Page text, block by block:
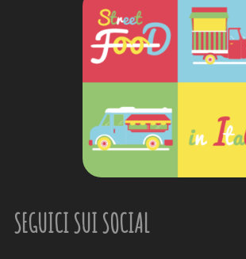
SEGUICI SUI SOCIAL